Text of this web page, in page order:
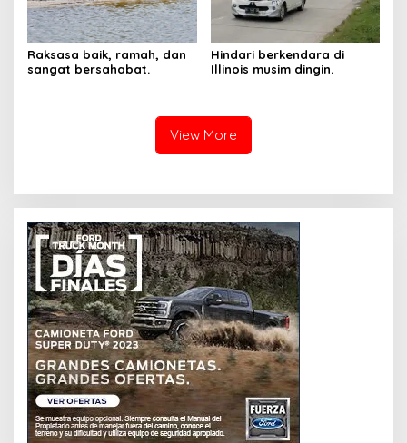
Raksasa baik, ramah, dan
sangat bersahabat.
Hindari berkendara di
Illinois musim dingin.
View More